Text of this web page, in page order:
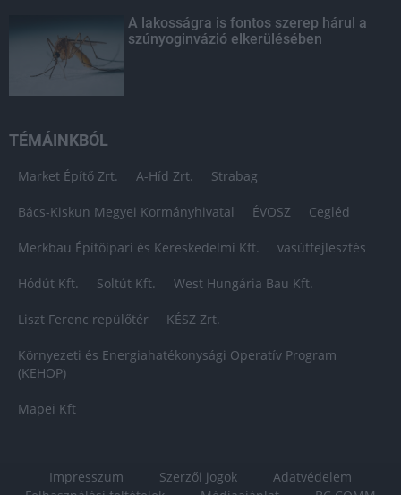
A lakosságra is fontos szerep hárul a
szúnyoginvázió elkerülésében
TÉMÁINKBÓL
Market Építő Zrt. A-Híd Zrt. Strabag
Bács-Kiskun Megyei Kormányhivatal ÉVOSZ Cegléd
Merkbau Építőipari és Kereskedelmi Kft. vasútfejlesztés
Hódút Kft. Soltút Kft. West Hungária Bau Kft.
Liszt Ferenc repülőtér KÉSZ Zrt.
Környezeti és Energiahatékonysági Operatív Program
(KEHOP)
Mapei Kft
Impresszum Szerzői jogok
Adatvédelem